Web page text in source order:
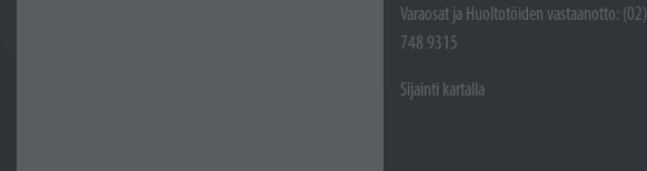
Varaosat ja Huoltotöiden vastaanotto: (02)
748 9315
Sijainti kartalla